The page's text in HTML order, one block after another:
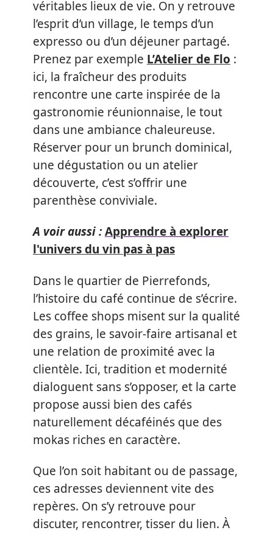
véritables lieux de vie. On y retrouve
l’esprit d’un village, le temps d’un
expresso ou d’un déjeuner partagé.
Prenez par exemple L’Atelier de Flo :
ici, la fraîcheur des produits
rencontre une carte inspirée de la
gastronomie réunionnaise, le tout
dans une ambiance chaleureuse.
Réserver pour un brunch dominical,
une dégustation ou un atelier
découverte, c’est s’offrir une
parenthèse conviviale.
A voir aussi :Apprendre à explorer
l'univers du vin pas à pas
Dans le quartier de Pierrefonds,
l’histoire du café continue de s’écrire.
Les coffee shops misent sur la qualité
des grains, le savoir-faire artisanal et
une relation de proximité avec la
clientèle. Ici, tradition et modernité
dialoguent sans s’opposer, et la carte
propose aussi bien des cafés
naturellement décaféinés que des
mokas riches en caractère.
Que l’on soit habitant ou de passage,
ces adresses deviennent vite des
repères. On s’y retrouve pour
discuter, rencontrer, tisser du lien. À